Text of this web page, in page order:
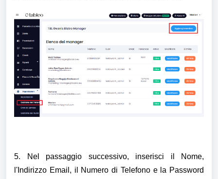
5. Nel passaggio successivo, inserisci il Nome,
l'Indirizzo Email, il Numero di Telefono e la Password